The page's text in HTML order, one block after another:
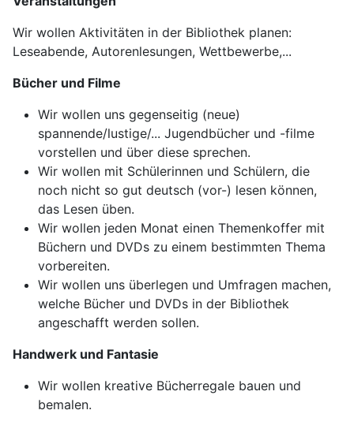
Wir wollen Aktivitäten in der Bibliothek planen:
Leseabende, Autorenlesungen, Wettbewerbe,...
Bücher und Filme
Wir wollen uns gegenseitig (neue)
spannende/lustige/... Jugendbücher und -filme
vorstellen und über diese sprechen.
Wir wollen mit Schülerinnen und Schülern, die
noch nicht so gut deutsch (vor-) lesen können,
das Lesen üben.
Wir wollen jeden Monat einen Themenkoffer mit
Büchern und DVDs zu einem bestimmten Thema
vorbereiten.
Wir wollen uns überlegen und Umfragen machen,
welche Bücher und DVDs in der Bibliothek
angeschafft werden sollen.
Handwerk und Fantasie
Wir wollen kreative Bücherregale bauen und
bemalen.